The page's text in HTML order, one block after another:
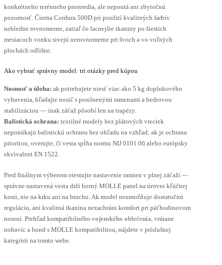
konkrétneho terénneho prostredia, ale nepoutá ani zbytočnú
pozornosť. Čierna Cordura 500D pri použití kvalitných farbív
nebledne rovnomerne, zatiaľ čo lacnejšie tkaniny po šiestich
mesiacoch vonku sivejú nerovnomerne pri švoch a vo voľných
plochách odlišne.
Ako vybrať správny model: tri otázky pred kúpou
Nosnosť a úloha: ak potrebujete niesť viac ako 5 kg doplnkového
vybavenia, hľadajte nosič s posilnenými ramenami a bedrovou
stabilizáciou — inak záťaž pôsobí len na trapézy.
Balistická ochrana: textilné modely bez plátových vreciek
neponúkajú balistickú ochranu bez ohľadu na vzhľad; ak je ochrana
prioritou, overujte, či vesta spĺňa normu NIJ 0101.06 alebo európsky
ekvivalent EN 1522.
Pred finálnym výberom otestujte nastavenie ramien v plnej záťaži —
správne nastavená vesta drží horný MOLLE panel na úrovni kľúčnej
kosti, nie na krku ani na bruchu. Ak model neumožňuje dostatočnú
reguláciu, ani kvalitná tkanina nezachráni komfort pri päťhodinovom
nosení. Prehľad kompatibilného vojenského oblečenia , vrátane
nohavíc a bund s MOLLE kompatibilitou, nájdete v príslušnej
kategórii na tomto webe.